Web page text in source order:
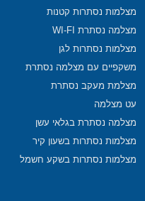
מצלמות נסתרות קטנות
מצלמה נסתרת WI-FI
מצלמות נסתרות לגן
משקפיים עם מצלמה נסתרת
מצלמת מעקב נסתרת
עט מצלמה
מצלמה נסתרת בגלאי עשן
מצלמות נסתרות בשעון קיר
מצלמות נסתרות בשקע חשמל